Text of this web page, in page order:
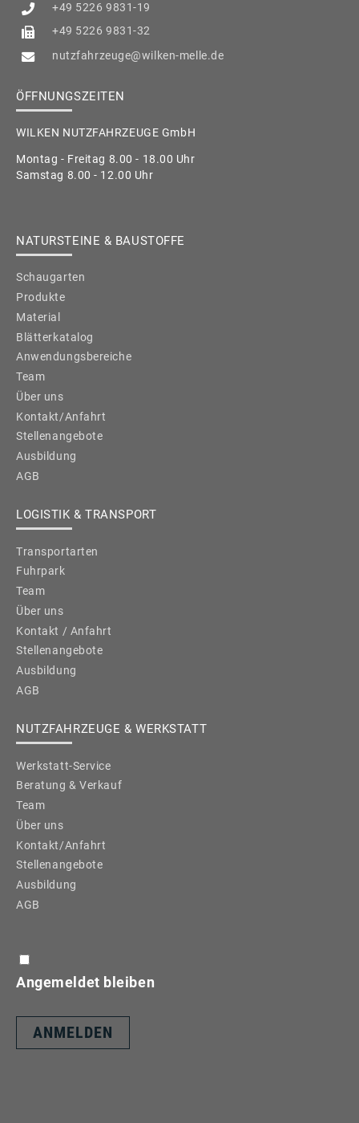
+49 5226 9831-19
+49 5226 9831-32
nutzfahrzeuge@wilken-melle.de
ÖFFNUNGSZEITEN
WILKEN NUTZFAHRZEUGE GmbH
Montag - Freitag 8.00 - 18.00 Uhr
Samstag 8.00 - 12.00 Uhr
NATURSTEINE & BAUSTOFFE
Schaugarten
Produkte
Material
Blätterkatalog
Anwendungsbereiche
Team
Über uns
Kontakt/Anfahrt
Stellenangebote
Ausbildung
AGB
LOGISTIK & TRANSPORT
Transportarten
Fuhrpark
Team
Über uns
Kontakt / Anfahrt
Stellenangebote
Ausbildung
AGB
NUTZFAHRZEUGE & WERKSTATT
Werkstatt-Service
Beratung & Verkauf
Team
Über uns
Kontakt/Anfahrt
Stellenangebote
Ausbildung
AGB
Angemeldet bleiben